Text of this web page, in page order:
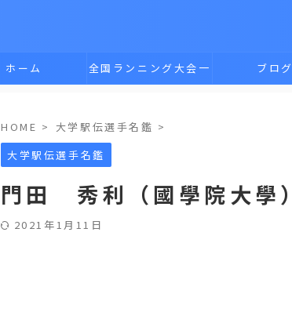
ホーム 全国ランニング大会一 ブログ
HOME > 大学駅伝選手名鑑 >
大学駅伝選手名鑑
門田 秀利（國學院大學）
2021年1月11日